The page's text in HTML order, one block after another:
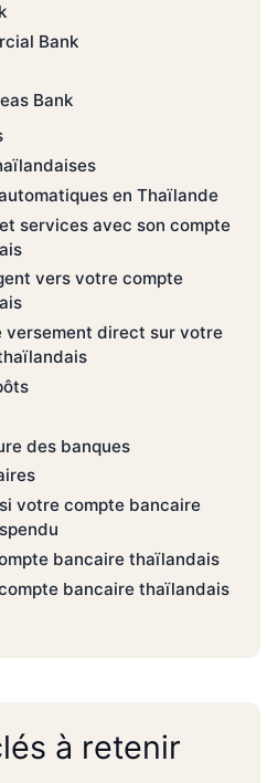
Bank
Bank
en Thaïlande
services avec son compte
vers votre compte
versement direct sur votre
des banques
votre compte bancaire
bancaire thaïlandais
bancaire thaïlandais
à retenir